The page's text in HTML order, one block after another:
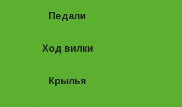
Педали
Ход вилки
Крылья